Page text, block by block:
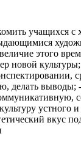
учащихся с
этого
новой
делать выводы;
устного
вкус